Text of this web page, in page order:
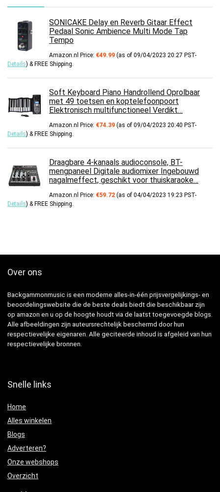
SONICAKE Delay en Reverb Gitaar Effect
Pedaal Sonic Ambience Multi Mode Tap
Tempo
Amazon.nl Price: €49.99 (as of 09/04/2023 20:27 PST-
Details) & FREE Shipping.
Soft Keyboard Piano Handrollend Oprolbaar
met 49 toetsen en koptelefoonpoort
Elektronisch multifunctioneel Verdikt…
Amazon.nl Price: €74.39 (as of 09/04/2023 20:40 PST-
Details) & FREE Shipping.
Draagbare 4-kanaals audioconsole, BT-
mengpaneel Digitale audiomixer Ingebouwd
nagalmeffect, geschikt voor thuiskaraoke…
Amazon.nl Price: €59.72 (as of 04/04/2023 19:23 PST-
Details) & FREE Shipping.
Over ons
Backgammonmusic is een moderne alles-in-één prijsvergelijkings- en
beoordelingswebsite die de beste deals biedt die beschikbaar zijn
op amazon en u op de hoogte houdt via de laatst toegevoegde blogs.
Alle afbeeldingen zijn auteursrechtelijk beschermd door hun
respectievelijke eigenaren. Alle geciteerde inhoud is afgeleid van hun
respectievelijke bronnen.
Snelle links
Home
Alles winkelen
Blogs
Adverteren?
Onze webshops
Overzicht